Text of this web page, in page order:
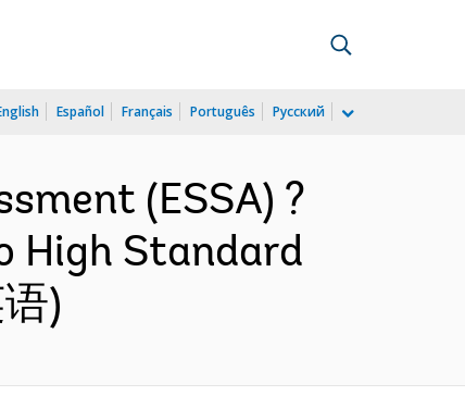
Español Français Português Русский
(ESSA) ?
High Standard
)